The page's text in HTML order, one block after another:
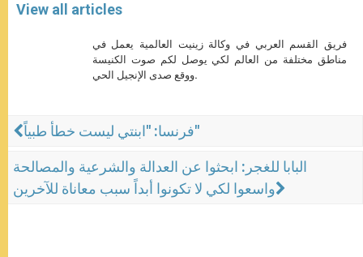
View all articles
فريق القسم العربي في وكالة زينيت العالمية يعمل في
مناطق مختلفة من العالم لكي يوصل لكم صوت الكنيسة
ووقع صدى الإنجيل الحي.
فرنسا: "ابنتي ليست خطأ طبياً"
البابا للغجر: ابحثوا عن العدالة والشرعية والمصالحة
واسعوا لكي لا تكونوا أبداً سبب معاناة للآخرين